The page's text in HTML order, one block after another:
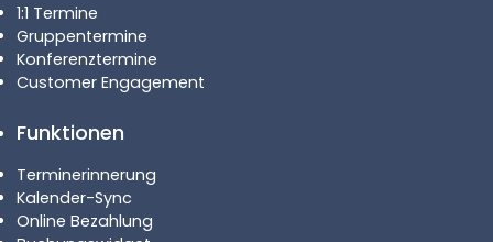
1:1 Termine
Gruppentermine
Konferenztermine
Customer Engagement
Funktionen
Terminerinnerung
Kalender-Sync
Online Bezahlung